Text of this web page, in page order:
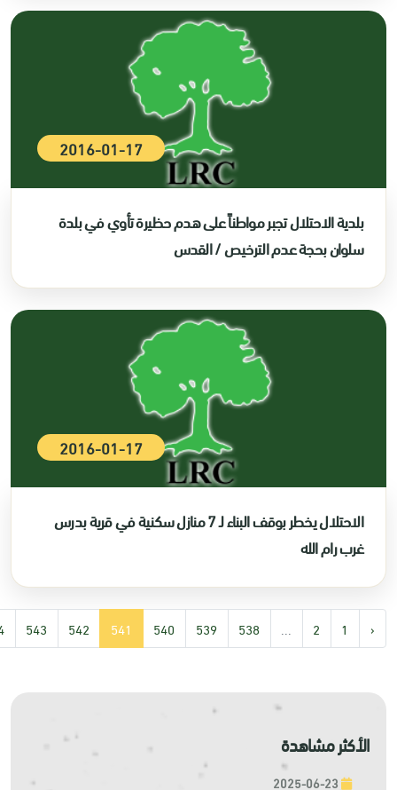
2016-01-17
بلدية الاحتلال تجبر مواطناً على هدم حظيرة تأوي في بلدة
سلوان بحجة عدم الترخيص / القدس
2016-01-17
الاحتلال يخطر بوقف البناء لـ 7 منازل سكنية في قرية بدرس
غرب رام الله
‹
1
2
...
538
539
540
541
542
543
الأكثر مشاهدة